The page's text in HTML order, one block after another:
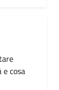
cosa